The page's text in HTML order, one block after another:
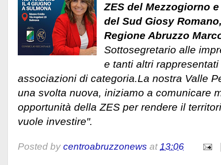
ZES del Mezzogiorno
del Sud Giosy
Regione Abruzzo
Sottosegretario alle
e tanti altri
associazioni di categoria.La nostra Valle
una svolta nuova, iniziamo a comunicare
opportunità della ZES per rendere il
vuole investire".
Posted by centroabruzzonews at13:06